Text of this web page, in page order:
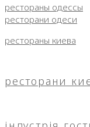
рестораны одессы
ресторани одеси
рестораны киева
ресторани